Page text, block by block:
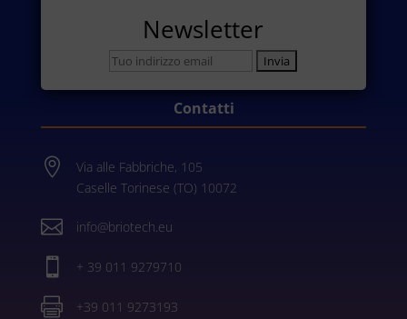
Newsletter
Contatti

Via alle Fabbriche, 105
Caselle Torinese (TO) 10072
 info@briotech.eu
 + 39 011 9279710
 +39 011 9273193